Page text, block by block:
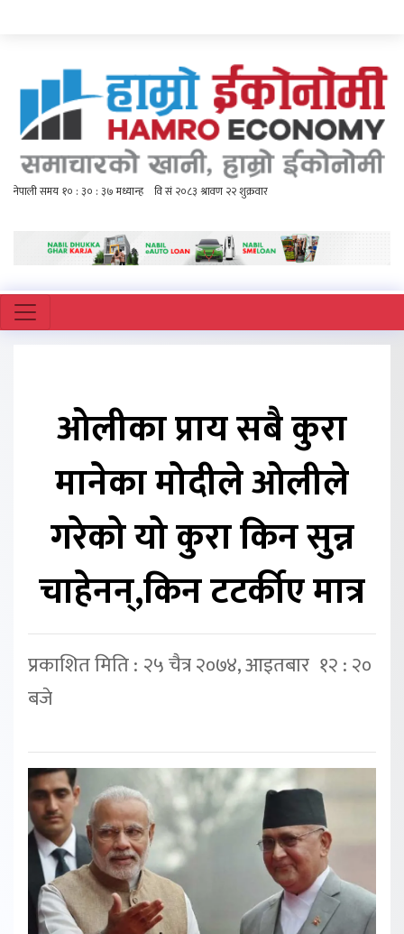
ओलीका प्राय सबै कुरा
मानेका मोदीले ओलीले
गरेको यो कुरा किन सुन्न
चाहेनन्,किन टटर्कीए मात्र
प्रकाशित मिति : २५ चैत्र २०७४, आइतबार १२ : २०
बजे